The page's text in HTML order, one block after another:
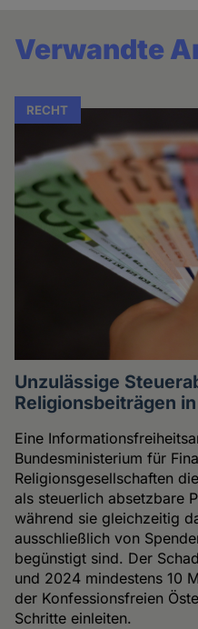
Verwandte
RECHT
Unzulässige
Religionsbeiträgen
Eine
Bundesministerium für
Religionsgesellschaften
als steuerlich absetzbare
während sie gleichzeitig
ausschließlich von
begünstigt sind. Der
und 2024 mindestens 10
der Konfessionsfreien
Schritte einleiten.